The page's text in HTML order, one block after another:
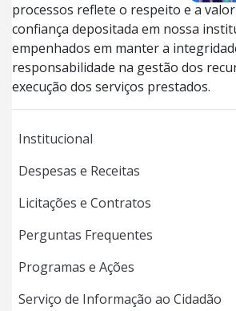
processos reflete o respeito e a
confiança depositada em nossa
empenhados em manter a
responsabilidade na gestão dos
execução dos serviços prestados.
Institucional
Despesas e Receitas
Licitações e Contratos
Perguntas Frequentes
Programas e Ações
Serviço de Informação ao Cidadão